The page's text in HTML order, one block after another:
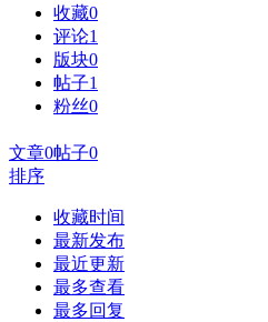
收藏0
评论1
版块0
帖子1
粉丝0
文章0帖子0
排序
收藏时间
最新发布
最近更新
最多查看
最多回复